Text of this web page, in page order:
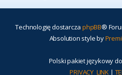
Technologię dostarcza phpBB®
Absolution style by
Polski pakiet językowy
PRIVACY_LINK |